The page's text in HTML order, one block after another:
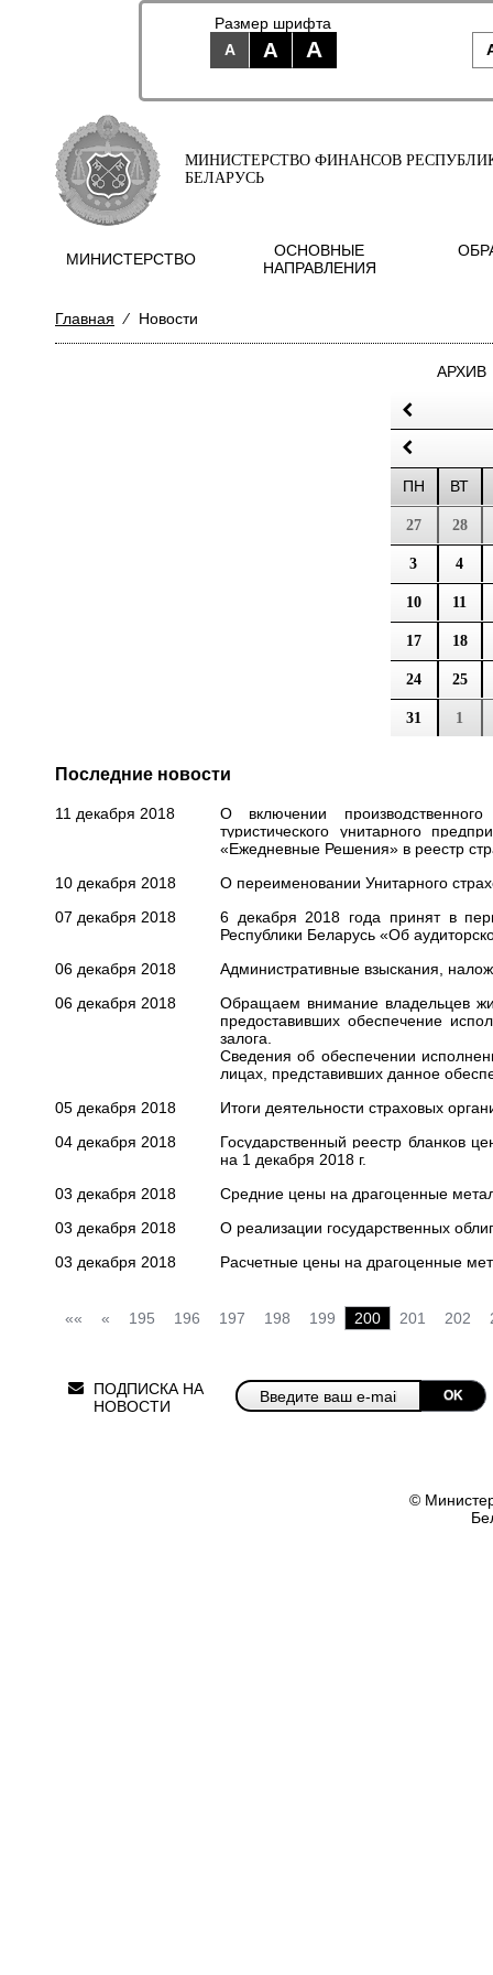
Размер шрифта
A
A A
МИНИСТЕРСТВО ФИНАНСОВ
БЕЛАРУСЬ
МИНИСТЕРСТВО
ОСНОВНЫЕ
НАПРАВЛЕНИЯ
Главная ⁄ Новости
АРХИВ
ПН ВТ
27 28
3 4
10 11
17 18
24 25
31 1
Последние новости
11 декабря 2018
О включении производственного
туристического унитарного
«Ежедневные Решения» в реестр
10 декабря 2018
О переименовании Унитарного
07 декабря 2018
6 декабря 2018 года принят в
Республики Беларусь «Об
06 декабря 2018
Административные взыскания,
06 декабря 2018
Обращаем внимание владельцев
предоставивших обеспечение
залога.
Сведения об обеспечении
лицах, представивших данное
05 декабря 2018
Итоги деятельности страховых
04 декабря 2018
Государственный реестр бланков
на 1 декабря 2018 г.
03 декабря 2018
Средние цены на драгоценные
03 декабря 2018
О реализации государственных
03 декабря 2018
Расчетные цены на драгоценные
«« « 195 196 197 198 199 200 201 202
ПОДПИСКА НА
НОВОСТИ
OK
©